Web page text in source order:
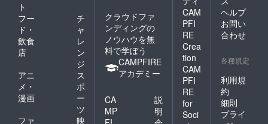
ト
フー
ド・
飲食
店
チ
ャ
レ
ン
ジ
アニ
メ・
漫画
ス
ポ
ー
ツ
ファ
映
クラウドファ
ンディングの
ノウハウを無
料で学ぼう
CAMPFIRE
アカデミー
CA
MP
説
明
CAM
PFI
RE
Crea
tion
CAM
PFI
RE
for
Soci
ヘルプ
お問い
合わせ
各種規定
利用規
約
細則
プライ